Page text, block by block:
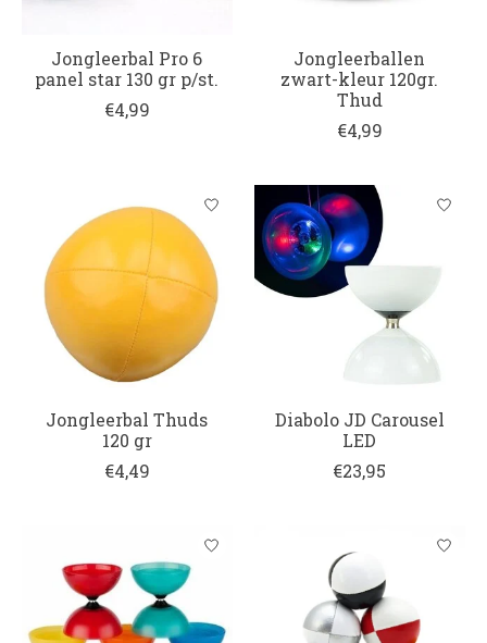
Jongleerbal Pro 6
panel star 130 gr p/st.
€4,99
Jongleerballen
zwart-kleur 120gr.
Thud
€4,99
Jongleerbal Thuds
120 gr
€4,49
Diabolo JD Carousel
LED
€23,95